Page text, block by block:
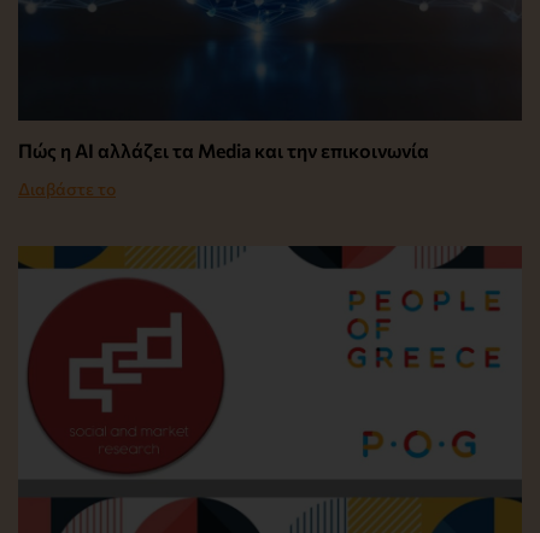
Πώς η AI αλλάζει τα Media και την επικοινωνία
Διαβάστε το